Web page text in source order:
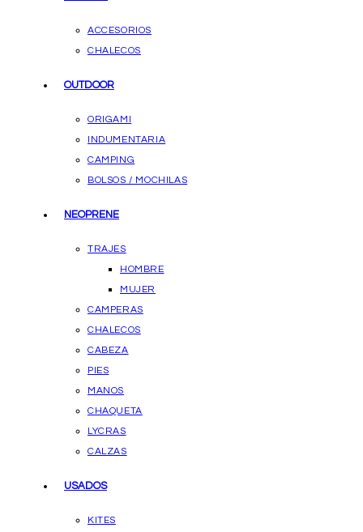
ACCESORIOS
CHALECOS
OUTDOOR
ORIGAMI
INDUMENTARIA
CAMPING
BOLSOS / MOCHILAS
NEOPRENE
TRAJES
HOMBRE
MUJER
CAMPERAS
CHALECOS
CABEZA
PIES
MANOS
CHAQUETA
LYCRAS
CALZAS
USADOS
KITES